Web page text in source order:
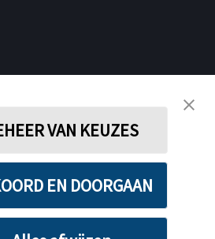
Care
Cookiebeleid
Cookie Voorkeursinstellingen
VAN KEUZES
EN DOORGAAN